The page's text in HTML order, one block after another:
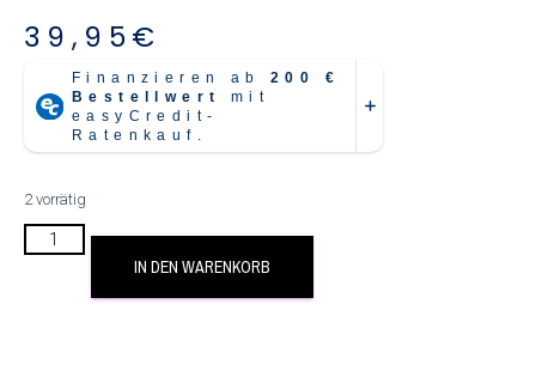
39,95€
2 vorrätig
IN DEN WARENKORB